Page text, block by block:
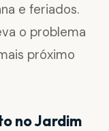
e feriados.
o problema
próximo
no Jardim